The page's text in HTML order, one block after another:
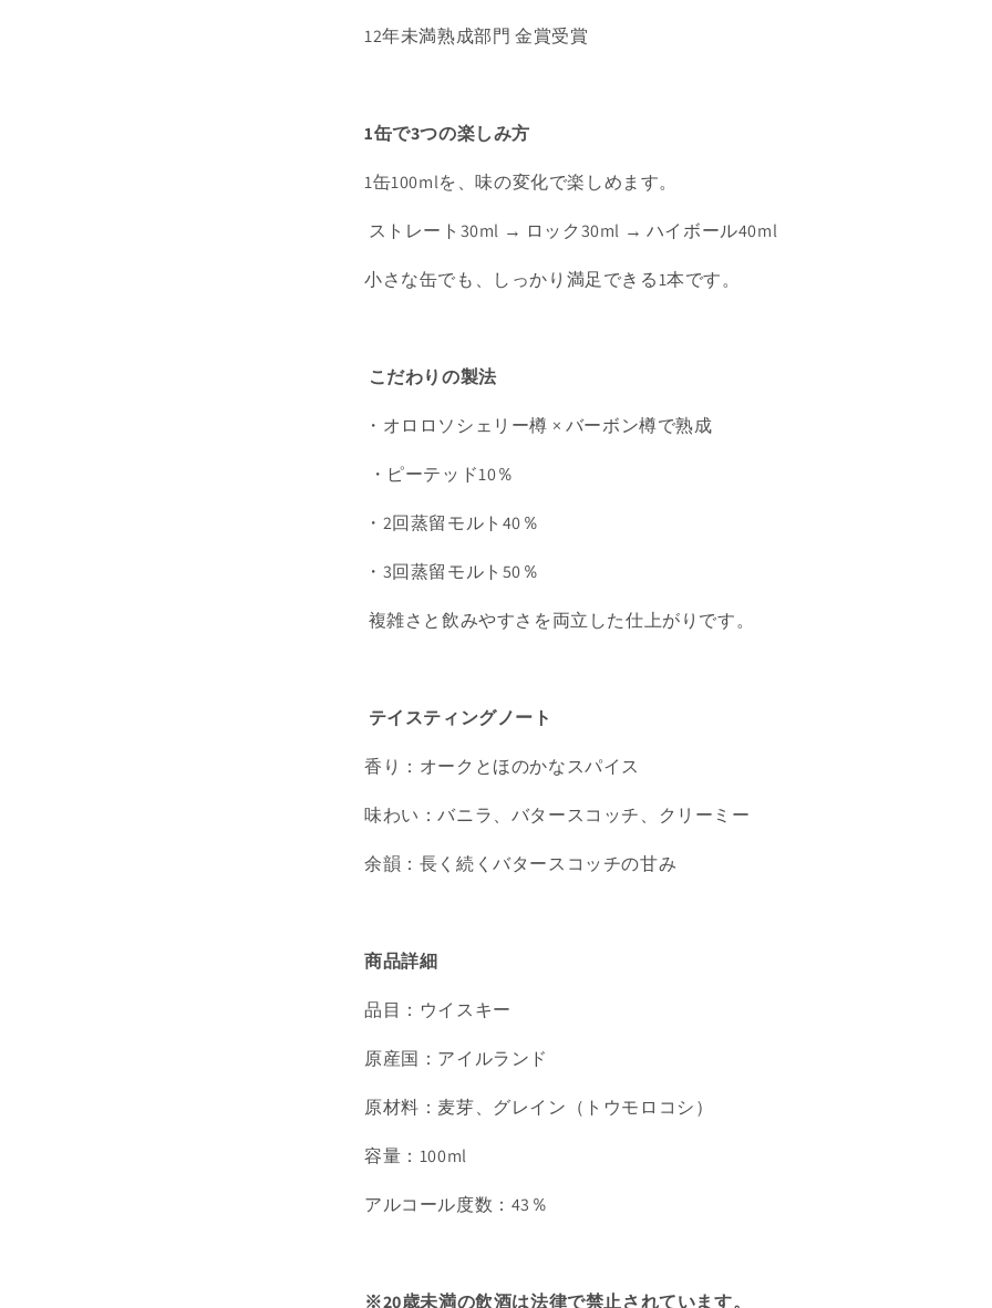
12年未満熟成部門 金賞受賞
1缶で3つの楽しみ方
1缶100mlを、味の変化で楽しめます。
ストレート30ml → ロック30ml → ハイボール40ml
小さな缶でも、しっかり満足できる1本です。
こだわりの製法
・オロロソシェリー樽 × バーボン樽で熟成
・ピーテッド10％
・2回蒸留モルト40％
・3回蒸留モルト50％
複雑さと飲みやすさを両立した仕上がりです。
テイスティングノート
香り：オークとほのかなスパイス
味わい：バニラ、バタースコッチ、クリーミー
余韻：長く続くバタースコッチの甘み
商品詳細
品目：ウイスキー
原産国：アイルランド
原材料：麦芽、グレイン（トウモロコシ）
容量：100ml
アルコール度数：43％
※20歳未満の飲酒は法律で禁止されています。